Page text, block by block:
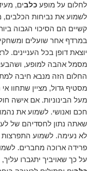
לחלום על מופעכלבים,
לשמוע את נביחות הכלבים,
קשיים הם הסיכוי הגבוה
במרדף אחר שועלים
יוצאת דופן בכל העניינים.
מסמל אהבה למופע,
החלום הזה מנבא חיבה
מסטיף גדול, מציין שתחוו
מעל הבינוניות. אם אישה
חכם ואנושי. לשמוע את
שאתה נתון לחסדיהם של
לא נעימה. לשמוע
פרידה ארוכה מחברים.
על כך שאויביך יתגברו עליך,